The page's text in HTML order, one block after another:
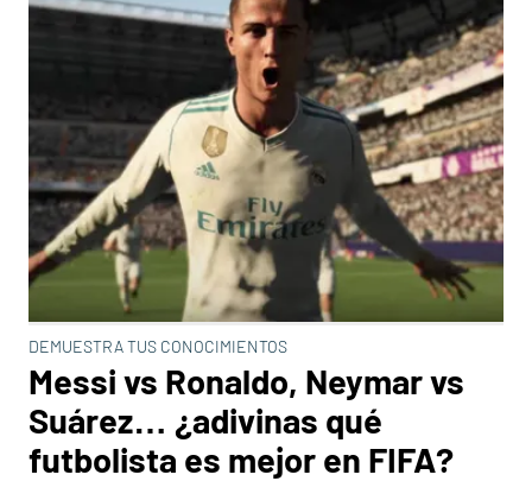
DEMUESTRA TUS CONOCIMIENTOS
Messi vs Ronaldo, Neymar vs
Suárez… ¿adivinas qué
futbolista es mejor en FIFA?